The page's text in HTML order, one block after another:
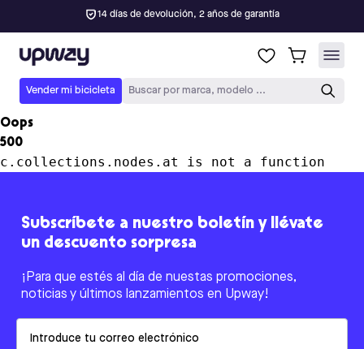
14 días de devolución, 2 años de garantía
Upway
Vender mi bicicleta Buscar por marca, modelo ...
Oops
500
c.collections.nodes.at is not a function
Subscríbete a nuestro boletín y llévate
un descuento sorpresa
¡Para que estés al día de nuestas promociones,
noticias y últimos lanzamientos en Upway!